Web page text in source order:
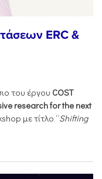
ERC &
του έργου COST
research for the next
με τίτλο “Shifting